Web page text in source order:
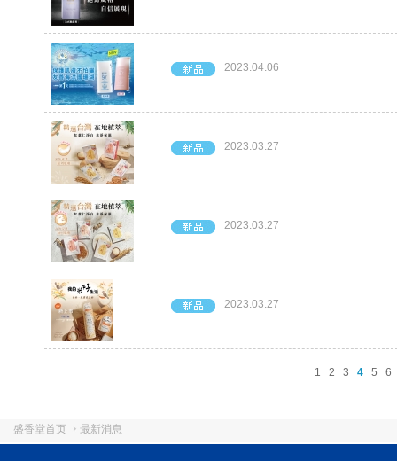
2023.04.06
2023.03.27
2023.03.27
2023.03.27
1 2 3 4 5 6
盛香堂首页 最新消息